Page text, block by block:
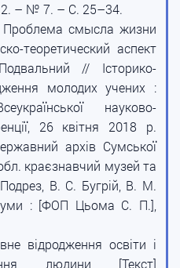
– № 7. – С. 25–34.
смысла жизни
теоретический аспект
// Історико-
молодих учених :
науково-
26 квітня 2018 р.
архів Сумської
краєзнавчий музей та
В. С. Бугрій, В. М.
: [ФОП Цьома С. П.],
відродження освіти і
людини [Текст]